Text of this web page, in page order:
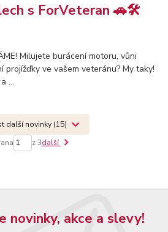
s ForVeteran 🚗🛠️
Milujete burácení motoru, vůni
projížďky ve vašem veteránu? My taky!
...
další novinky (15)
z 3další
novinky, akce a slevy!